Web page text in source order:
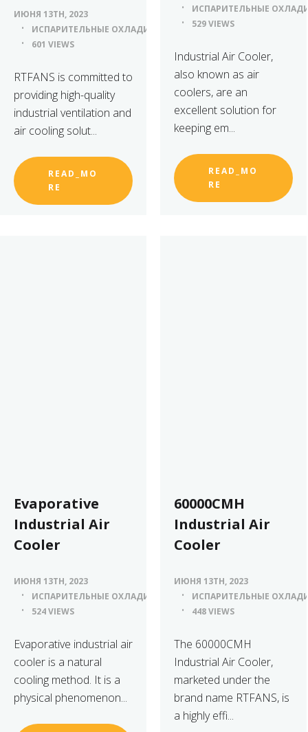
ИЮНЯ 13TH, 2023
ИСПАРИТЕЛЬНЫЕ ОХЛАДИТЕЛИ ВОЗДУХА
601 VIEWS
RTFANS is committed to
providing high-quality
industrial ventilation and
air cooling solut...
READ_MO
RE
ИСПАРИТЕЛЬНЫЕ
529 VIEWS
Industrial Air Cooler,
also known as air
coolers, are an
excellent solution for
keeping em...
READ_MO
RE
Evaporative
Industrial Air
Cooler
ИЮНЯ 13TH, 2023
ИСПАРИТЕЛЬНЫЕ ОХЛАДИТЕЛИ ВОЗДУХА
524 VIEWS
Evaporative industrial air
cooler is a natural
cooling method. It is a
physical phenomenon...
60000CMH
Industrial Air
Cooler
ИЮНЯ 13TH, 2023
ИСПАРИТЕЛЬНЫЕ
448 VIEWS
The 60000CMH
Industrial Air Cooler,
marketed under the
brand name RTFANS, is
a highly effi...